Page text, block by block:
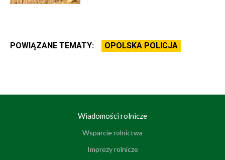
POWIĄZANE TEMATY: OPOLSKA POLICJA
Wiadomości rolnicze
Wsparcie rolnictwa
Imprezy rolnicze